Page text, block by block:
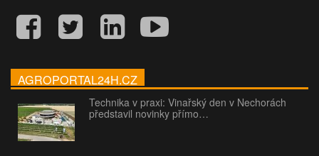
AGROPORTAL24H.CZ
Technika v praxi: Vinařský den v Nechorách
představil novinky přímo…